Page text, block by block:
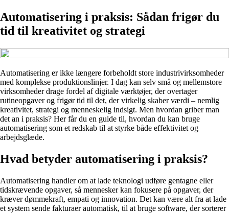
Automatisering i praksis: Sådan frigør du
tid til kreativitet og strategi
Automatisering er ikke længere forbeholdt store industrivirksomheder
med komplekse produktionslinjer. I dag kan selv små og mellemstore
virksomheder drage fordel af digitale værktøjer, der overtager
rutineopgaver og frigør tid til det, der virkelig skaber værdi – nemlig
kreativitet, strategi og menneskelig indsigt. Men hvordan griber man
det an i praksis? Her får du en guide til, hvordan du kan bruge
automatisering som et redskab til at styrke både effektivitet og
arbejdsglæde.
Hvad betyder automatisering i praksis?
Automatisering handler om at lade teknologi udføre gentagne eller
tidskrævende opgaver, så mennesker kan fokusere på opgaver, der
kræver dømmekraft, empati og innovation. Det kan være alt fra at lade
et system sende fakturaer automatisk, til at bruge software, der sorterer